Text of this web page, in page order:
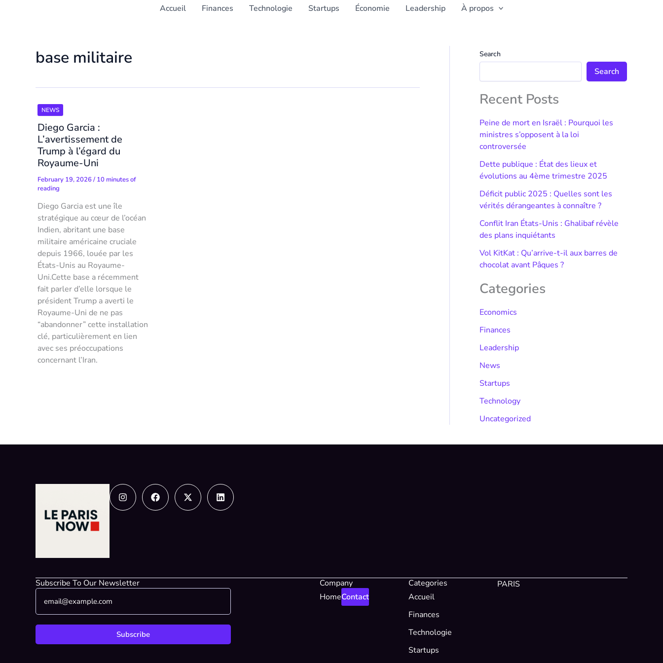
Accueil Finances Technologie Startups Économie Leadership À propos
base militaire
NEWS
Diego Garcia :
L’avertissement de
Trump à l’égard du
Royaume-Uni
February 19, 2026/ 10 minutes of
reading
Diego Garcia est une île
stratégique au cœur de l’océan
Indien, abritant une base
militaire américaine cruciale
depuis 1966, louée par les
États-Unis au Royaume-
Uni.Cette base a récemment
fait parler d’elle lorsque le
président Trump a averti le
Royaume-Uni de ne pas
“abandonner” cette installation
clé, particulièrement en lien
avec ses préoccupations
concernant l’Iran.
Search
Search
Recent Posts
Peine de mort en Israël : Pourquoi les
ministres s’opposent à la loi
controversée
Dette publique : État des lieux et
évolutions au 4ème trimestre 2025
Déficit public 2025 : Quelles sont les
vérités dérangeantes à connaître ?
Conflit Iran États-Unis : Ghalibaf révèle
des plans inquiétants
Vol KitKat : Qu’arrive-t-il aux barres de
chocolat avant Pâques ?
Categories
Economics
Finances
Leadership
News
Startups
Technology
Uncategorized
InstagramFacebookX-
twitter
Linkedin
Subscribe To Our Newsletter
*
m
a
l
E
a
*
Subscribe
Company
HomeContact
Categories
Accueil
Finances
Technologie
Startups
PARIS